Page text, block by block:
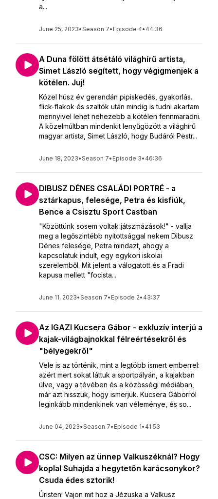
a...
June 25, 2023•Season 7• Episode 4• 44:36
A Duna fölött átsétáló világhírű artista,
Simet László segített, hogy végigmenjek a
kötélen. Juj!
Közel húsz év gerendán pipiskedés, gyakorlás.
flick-flakok és szaltók után mindig is tudni akartam
mennyivel lehet nehezebb a kötélen fennmaradni.
A közelmúltban mindenkit lenyűgözött a világhírű
magyar artista, Simet László, hogy Budáról Pestr...
June 18, 2023•Season 7• Episode 3• 46:36
DIBUSZ DÉNES CSALÁDI PORTRÉ - a
sztárkapus, felesége, Petra és kisfiúk,
Bence a Csisztu Sport Castban
"Közöttünk sosem voltak játszmázások!" - vallja
meg a legőszintébb nyitottsággal nekem Dibusz
Dénes felesége, Petra mindazt, ahogy a
kapcsolatuk indult, egy egykori iskolai
szerelemből. Mit jelent a válogatott és a Fradi
kapusa mellett "focista...
June 11, 2023•Season 7• Episode 2• 43:37
Az IGAZI Kucsera Gábor - exkluzív interjú a
kajak-világbajnokkal félreértésekről és
"bélyegekről"
Vele is az történik, mint a legtöbb ismert emberrel:
azért mert sokat láttuk a sportpályán, a kajakban
ülve, vagy a tévében és a közösségi médiában,
már azt hisszük, hogy ismerjük. Kucsera Gáborról
leginkább mindenkinek van véleménye, és so...
June 04, 2023•Season 7• Episode 1• 41:53
CSC: Milyen az ünnep Valkuszéknál? Hogy
koplal Suhajda a hegytetőn karácsonykor?
Csuda édes sztorik!
Úristen! Vajon mit hoz a Jézuska a Valkusz